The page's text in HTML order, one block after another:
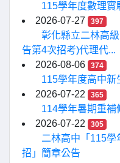
115學年度數理實
2026-07-27
397
彰化縣立二林高
告第4次招考)代理代...
2026-08-06
374
115學年度高中新
2026-07-22
365
114學年暑期重補
2026-07-22
305
二林高中「115學
招」簡章公告